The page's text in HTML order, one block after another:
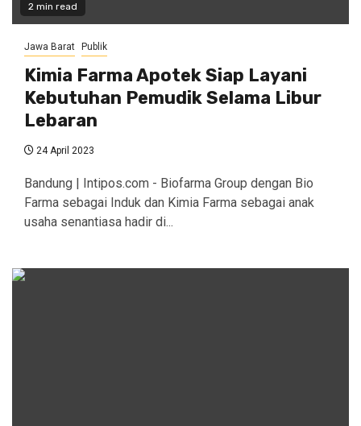
2 min read
Jawa Barat Publik
Kimia Farma Apotek Siap Layani
Kebutuhan Pemudik Selama Libur
Lebaran
24 April 2023
Bandung | Intipos.com - Biofarma Group dengan Bio
Farma sebagai Induk dan Kimia Farma sebagai anak
usaha senantiasa hadir di...